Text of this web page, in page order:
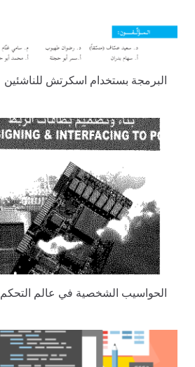
البرمجة بستخدام اسكرتش للناشئين
الحواسيب الشخصية في عالم التحكم